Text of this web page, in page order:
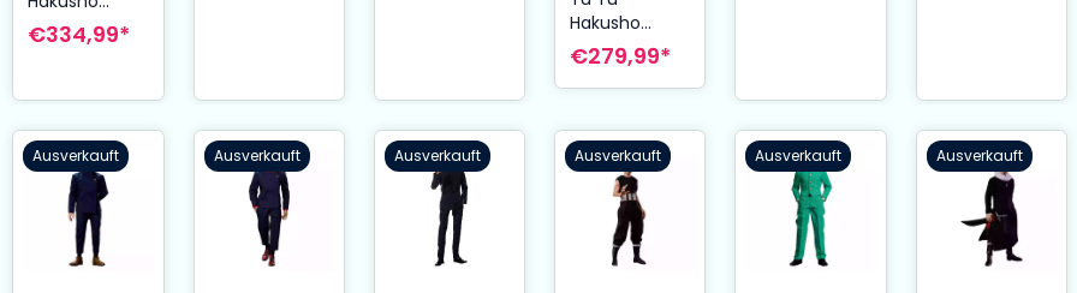
Actionfigur
1/6 Kurama
Edition) 30
€334,99*
Hakusho
Actionfigur
1/6 Kurama 30
cm
€279,99*
Ausverkauft Ausverkauft Ausverkauft Ausverkauft Ausverkauft Ausverkauft